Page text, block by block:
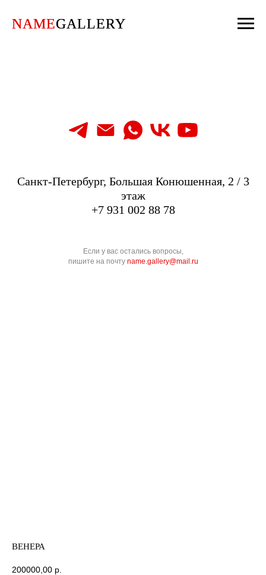
NAMEGALLERY
Санкт-Петербург, Большая Конюшенная, 2 / 3
этаж
+7 931 002 88 78
Если у вас остались вопросы,
пишите на почту name.gallery@mail.ru
ВЕНЕРА
200000,00 р.
NAMEGALLERY